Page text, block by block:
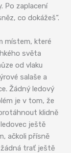
Po zaplacení
co dokážeš“.
místem, které
světa
od vlaku
salaše a
Žádný ledový
je v tom, že
klidně
ještě
ačkoli přísně
trať ještě